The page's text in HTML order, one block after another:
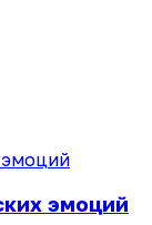
эмоций